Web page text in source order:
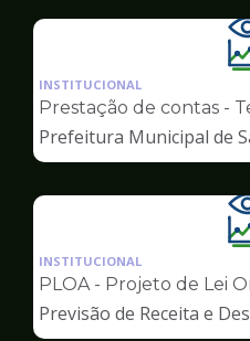
INSTITUCIONAL
Prestação de contas -
Prefeitura Municipal de
INSTITUCIONAL
PLOA - Projeto de Lei
Previsão de Receita e